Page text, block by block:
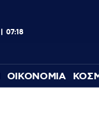
07:18
ΟΙΚΟΝΟΜΙΑ